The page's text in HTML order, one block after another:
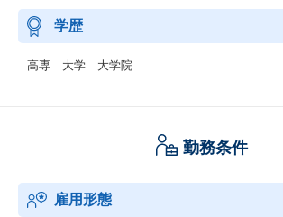
学歴
高専 大学 大学院
勤務条件
雇用形態